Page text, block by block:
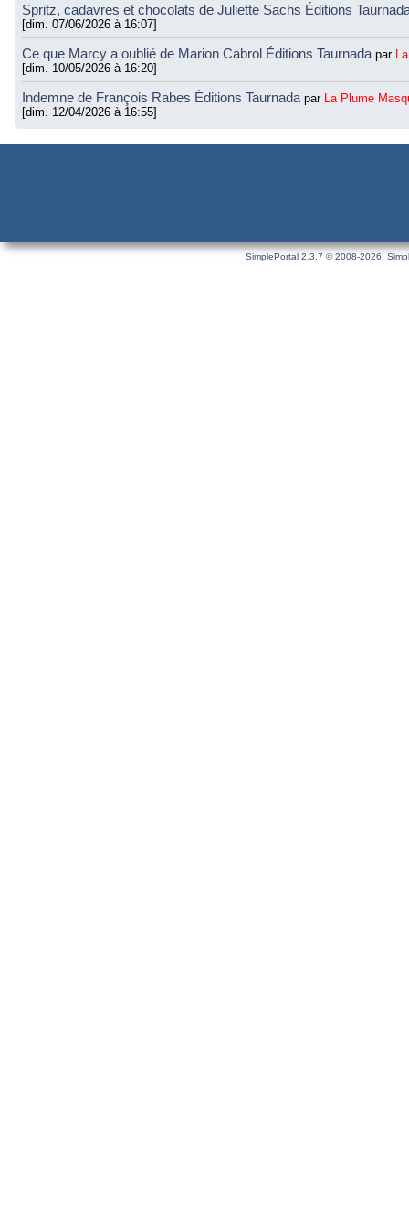
Spritz, cadavres et chocolats de Juliette Sachs Éditions
[dim. 07/06/2026 à 16:07]
Ce que Marcy a oublié de Marion Cabrol Éditions Taurnada par
[dim. 10/05/2026 à 16:20]
Indemne de François Rabes Éditions Taurnada par La Plume
[dim. 12/04/2026 à 16:55]
SimplePortal 2.3.7 © 2008-2026,